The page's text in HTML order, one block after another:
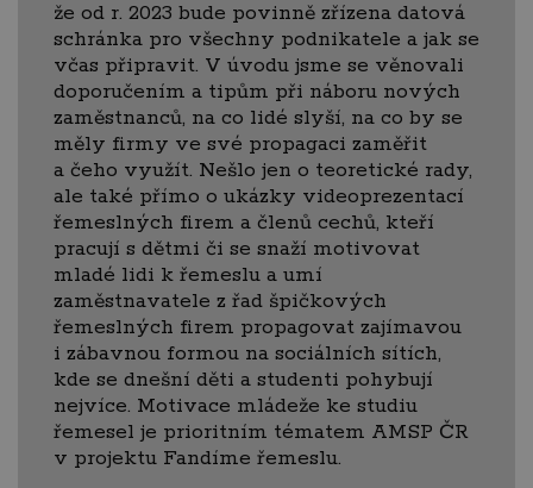
že od r. 2023 bude povinně zřízena datová
schránka pro všechny podnikatele a jak se
včas připravit. V úvodu jsme se věnovali
doporučením a tipům při náboru nových
zaměstnanců, na co lidé slyší, na co by se
měly firmy ve své propagaci zaměřit
a čeho využít. Nešlo jen o teoretické rady,
ale také přímo o ukázky videoprezentací
řemeslných firem a členů cechů, kteří
pracují s dětmi či se snaží motivovat
mladé lidi k řemeslu a umí
zaměstnavatele z řad špičkových
řemeslných firem propagovat zajímavou
i zábavnou formou na sociálních sítích,
kde se dnešní děti a studenti pohybují
nejvíce. Motivace mládeže ke studiu
řemesel je prioritním tématem AMSP ČR
v projektu Fandíme řemeslu.